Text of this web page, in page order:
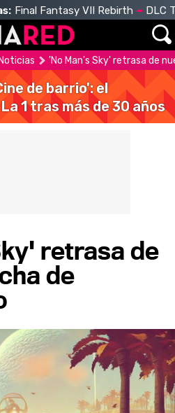
Final Fantasy VII Rebirth DLC
Noticias 'No Man's Sky' retrasa de
de barrio': el
1 tras más de 30 años
retrasa de
de